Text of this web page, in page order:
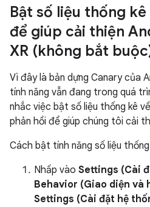
Bật số liệu thống
để giúp cải thiện
XR (không bắt
Vì đây là bản dựng Canary của
tính năng vẫn đang trong quá
nhắc việc bật số liệu thống kê
phản hồi để giúp chúng tôi cải
Cách bật tính năng số liệu
Nhấp vào Settings (Cài
Behavior (Giao diện và
Settings (Cài đặt hệ